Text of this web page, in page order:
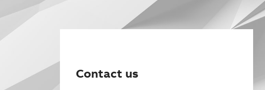
Contact us